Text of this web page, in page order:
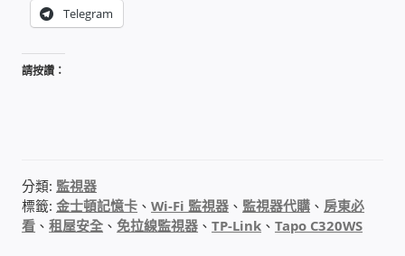
WIFI Wi-Fi 無線熱點 無線網路
網路硬體設備
虛擬機 Virtual machine VirtualBox Hyper-V
VMware
Telegram
請按讚：
分類:監視器
標籤:金士頓記憶卡 、Wi-Fi 監視器 、監視器代購 、 房東必
看 、租屋安全 、免拉線監視器 、TP-Link 、Tapo C320WS